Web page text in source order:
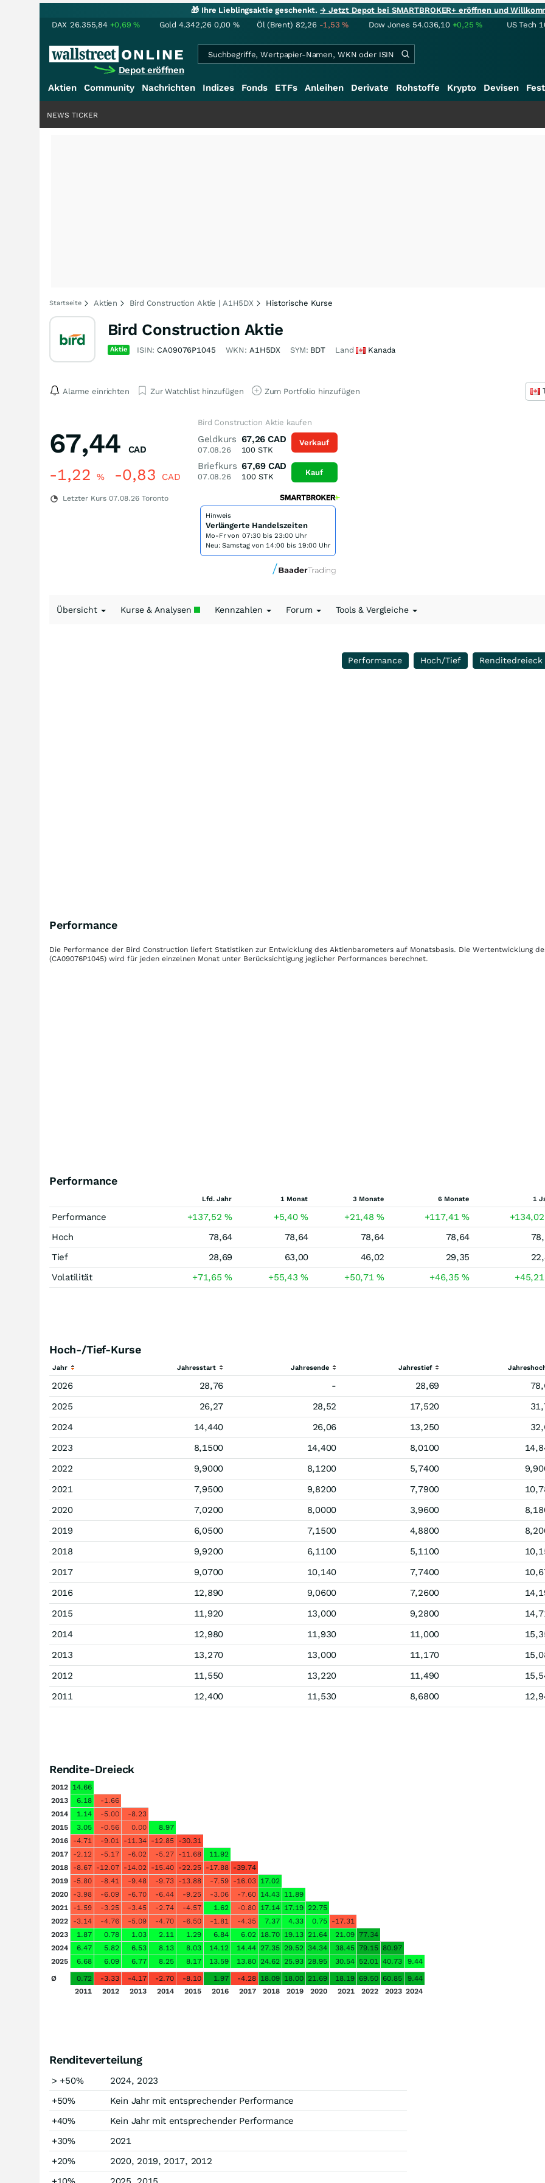
🎁 Ihre Lieblingsaktie geschenkt.→ Jetzt Depot bei SMARTBROKER+ eröffnen und
DAX 26.355,84 +0,69% Gold 4.342,26 0,00 % Öl (Brent) 82,26 -1,53% Dow Jones 54.036,10 +0,25% US Tech
Depot eröffnen
Aktien Community Nachrichten Indizes Fonds ETFs Anleihen Derivate Rohstoffe Krypto Devisen
NEWS TICKER
Startseite Aktien Bird Construction Aktie | A1H5DX Historische Kurse
Bird Construction Aktie
Aktie ISIN: CA09076P1045 WKN: A1H5DX SYM: BDT Land Kanada
Alarme einrichten Zur Watchlist hinzufügen Zum Portfolio hinzufügen
67,44 CAD
-1,22 % -0,83 CAD
Letzter Kurs 07.08.26 Toronto
Bird Construction Aktie kaufen
Geldkurs
07.08.26
67,26 CAD
100 STK
Briefkurs
07.08.26
67,69 CAD
100STK
Verkauf
Kauf
Hinweis
Verlängerte Handelszeiten
Mo-Fr von 07:30 bis 23:00 Uhr
Neu: Samstag von 14:00 bis 19:00 Uhr
Übersicht Kurse & Analysen Kennzahlen Forum Tools & Vergleiche
Performance Hoch/Tief Renditedreieck
Performance
Die Performance der Bird Construction liefert Statistiken zur Entwicklung des Aktienbarometers auf Monatsbasis. Die Wertentwicklung
(CA09076P1045) wird für jeden einzelnen Monat unter Berücksichtigung jeglicher Performances berechnet.
Performance
Lfd. Jahr 1 Monat 3 Monate 6 Monate 1
Performance +137,52% +5,40% +21,48% +117,41%
Hoch
78,64 78,64 78,64 78,64
Tief
28,69 63,00 46,02 29,35
Volatilität
+71,65% +55,43% +50,71% +46,35%
Hoch-/Tief-Kurse
Jahr Jahresstart Jahresende Jahrestief
2026 28,76 - 28,69
2025
26,27 28,52 17,520
2024
14,440 26,06 13,250
2023
8,1500 14,400 8,0100
2022
9,9000 8,1200 5,7400
2021
7,9500 9,8200 7,7900
2020
7,0200 8,0000 3,9600
2019
6,0500 7,1500 4,8800
2018
9,9200 6,1100 5,1100
2017
9,0700 10,140 7,7400
2016
12,890 9,0600 7,2600
2015
11,920 13,000 9,2800
2014
12,980 11,930 11,000
2013
13,270 13,000 11,170
2012
11,550 13,220 11,490
2011
12,400 11,530 8,6800
Rendite-Dreieck
2012 14.66
2013
6.18
-1.66
2014
1.14 -5.00
-8.23
2015
3.05 -0.56 0.00
8.97
2016
-4.71 -9.01 -11.34 -12.85 -30.31
2017
-2.12 -5.17 -6.02 -5.27 -11.68
11.92
2018
-8.67 -12.07 -14.02 -15.40 -22.25 -17.88 -39.74
2019
-5.80 -8.41 -9.48 -9.73 -13.88 -7.59 -16.03 17.02
2020
-3.98 -6.09 -6.70 -6.44 -9.25 -3.06 -7.60 14.43 11.89
2021
-1.59 -3.25 -3.45 -2.74 -4.57 1.62 -0.80 17.14 17.19 22.75
2022
-3.14 -4.76 -5.09 -4.70 -6.50 -1.81 -4.35 7.37 4.33 0.75 -17.31
2023
1.87 0.78 1.03 2.11 1.29 6.84 6.02 18.70 19.13 21.64 21.09 77.34
2024
6.47 5.82 6.53 8.13 8.03 14.12 14.44 27.35 29.52 34.34 38.45 79.15 80.97
2025
6.68 6.09 6.77 8.25 8.17 13.59 13.80 24.62 25.93 28.95 30.54 52.01 40.73
9.44
Ø
0.72 -3.33 -4.17 -2.70 -8.10 1.97 -4.28 18.09 18.00 21.69 18.19 69.50 60.85
9.44
2011
2012 2013 2014 2015 2016 2017 2018 2019 2020 2021 2022 2023 2024
Renditeverteilung
> +50%
2024, 2023
+50%
Kein Jahr mit entsprechender Performance
+40%
Kein Jahr mit entsprechender Performance
+30%
2021
+20%
2020, 2019, 2017, 2012